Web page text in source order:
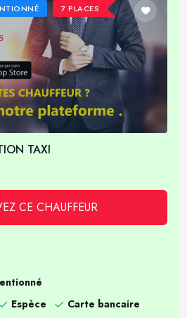
7 PLACES
TAXI
CE CHAUFFEUR
Espèce
Carte bancaire